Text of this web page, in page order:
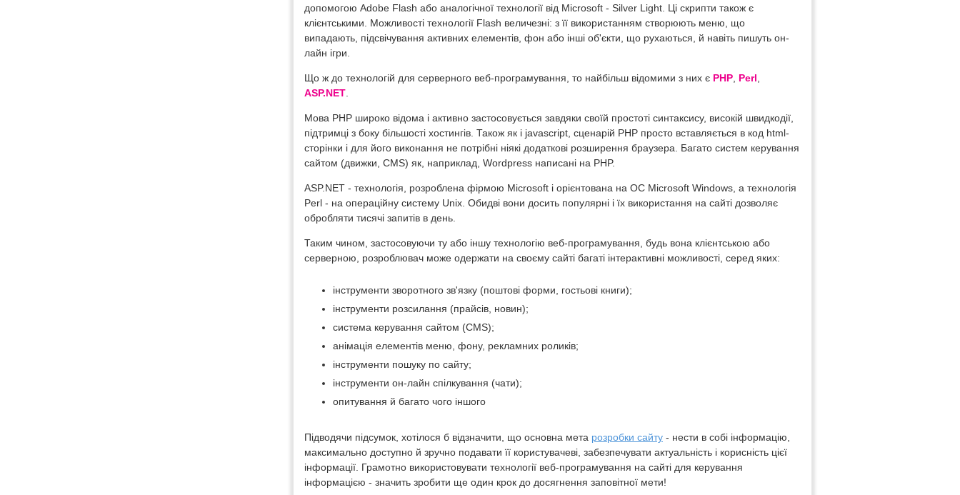
допомогою Adobe Flash або аналогічної технології від Microsoft - Silver Light. Ці скрипти також є
клієнтськими. Можливості технології Flash величезні: з її використанням створюють меню, що
випадають, підсвічування активних елементів, фон або інші об'єкти, що рухаються, й навіть пишуть он-
лайн ігри.
Що ж до технологій для серверного веб-програмування, то найбільш відомими з них є PHP, Perl,
ASP.NET.
Мова PHP широко відома і активно застосовується завдяки своїй простоті синтаксису, високій швидкодії,
підтримці з боку більшості хостингів. Також як і javascript, сценарій PHP просто вставляється в код html-
сторінки і для його виконання не потрібні ніякі додаткові розширення браузера. Багато систем керування
сайтом (движки, CMS) як, наприклад, Wordpress написані на PHP.
ASP.NET - технологія, розроблена фірмою Microsoft і орієнтована на ОС Microsoft Windows, а технологія
Perl - на операційну систему Unix. Обидві вони досить популярні і їх використання на сайті дозволяє
обробляти тисячі запитів в день.
Таким чином, застосовуючи ту або іншу технологію веб-програмування, будь вона клієнтською або
серверною, розроблювач може одержати на своєму сайті багаті інтерактивні можливості, серед яких:
інструменти зворотного зв'язку (поштові форми, гостьові книги);
інструменти розсилання (прайсів, новин);
система керування сайтом (CMS);
анімація елементів меню, фону, рекламних роликів;
інструменти пошуку по сайту;
інструменти он-лайн спілкування (чати);
опитування й багато чого іншого
Підводячи підсумок, хотілося б відзначити, що основна мета розробки сайту - нести в собі інформацію,
максимально доступно й зручно подавати її користувачеві, забезпечувати актуальність і корисність цієї
інформації. Грамотно використовувати технології веб-програмування на сайті для керування
інформацією - значить зробити ще один крок до досягнення заповітної мети!